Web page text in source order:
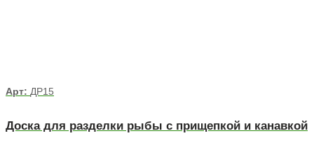
Арт: ДР15
Доска для разделки рыбы с прищепкой и канавкой